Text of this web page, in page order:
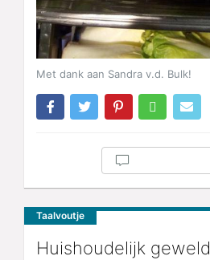
Met dank aan Sandra v.d. Bulk!
Taalvoutje
Huishoudelijk geweld